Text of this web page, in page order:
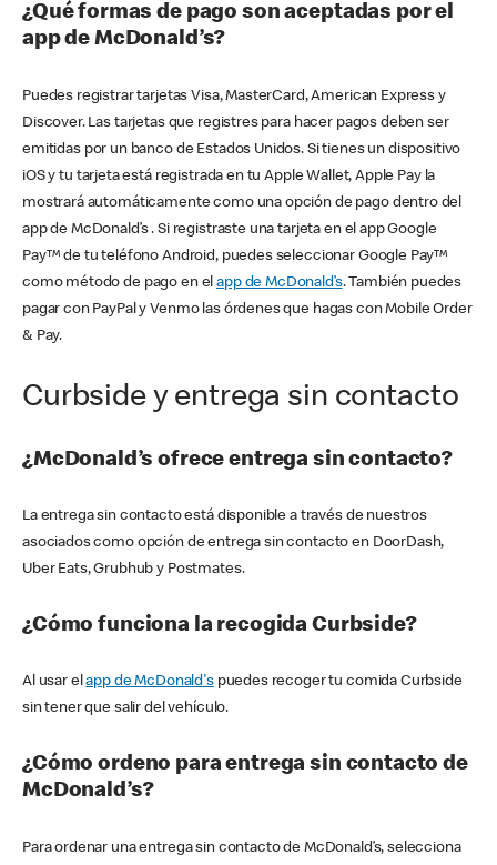
¿Qué formas de pago son aceptadas por el
app de McDonald’s?
Puedes registrar tarjetas Visa, MasterCard, American Express y
Discover. Las tarjetas que registres para hacer pagos deben ser
emitidas por un banco de Estados Unidos. Si tienes un dispositivo
iOS y tu tarjeta está registrada en tu Apple Wallet, Apple Pay la
mostrará automáticamente como una opción de pago dentro del
app de McDonald’s . Si registraste una tarjeta en el app Google
Pay™ de tu teléfono Android, puedes seleccionar Google Pay™
como método de pago en elapp de McDonald’s. También puedes
pagar con PayPal y Venmo las órdenes que hagas con Mobile Order
& Pay.
Curbside y entrega sin contacto
¿McDonald’s ofrece entrega sin contacto?
La entrega sin contacto está disponible a través de nuestros
asociados como opción de entrega sin contacto en DoorDash,
Uber Eats, Grubhub y Postmates.
¿Cómo funciona la recogida Curbside?
Al usar elapp de McDonald'spuedes recoger tu comida Curbside
sin tener que salir del vehículo.
¿Cómo ordeno para entrega sin contacto de
McDonald’s?
Para ordenar una entrega sin contacto de McDonald’s, selecciona